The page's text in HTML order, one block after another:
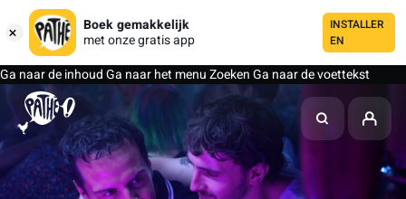
Boek gemakkelijk
met onze gratis app
INSTALLER
EN
Ga naar de inhoudGa naar het menuZoekenGa naar de voettekst